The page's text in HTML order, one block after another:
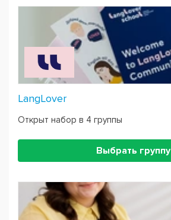
LangLover
Открыт набор в 4 группы
Выбрать группу